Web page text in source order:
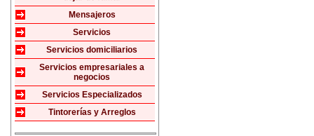
Mensajeros
Servicios
Servicios domiciliarios
Servicios empresariales a
negocios
Servicios Especializados
Tintorerías y Arreglos